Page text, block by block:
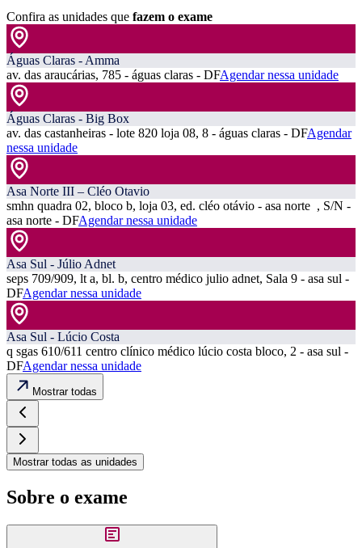
Confira as unidades que fazem o exame
Águas Claras - Amma
av. das araucárias, 785 - águas claras - DFAgendar nessa unidade
Águas Claras - Big Box
av. das castanheiras - lote 820 loja 08, 8 - águas claras - DFAgendar
nessa unidade
Asa Norte III – Cléo Otavio
smhn quadra 02, bloco b, loja 03, ed. cléo otávio - asa norte , S/N -
asa norte - DFAgendar nessa unidade
Asa Sul - Júlio Adnet
seps 709/909, lt a, bl. b, centro médico julio adnet, Sala 9 - asa sul -
DFAgendar nessa unidade
Asa Sul - Lúcio Costa
q sgas 610/611 centro clínico médico lúcio costa bloco, 2 - asa sul -
DFAgendar nessa unidade
Mostrar todas
Mostrar todas as unidades
Sobre o exame